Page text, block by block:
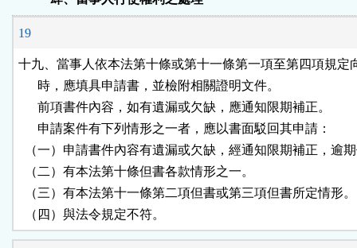
19
十九、當事人依本法第十條或第十一條第一項至第四項規定
      時，應填具申請書，並檢附相關證明文件。
      前項書件內容，如有遺漏或欠缺，應通知限期補正。
      申請案件有下列情形之一者，應以書面駁回其申請：
（一）申請書件內容有遺漏或欠缺，經通知限期補正，逾
  （二）有本法第十條但書各款情形之一。
  （三）有本法第十一條第二項但書或第三項但書所定情形。
  （四）與法令規定不符。